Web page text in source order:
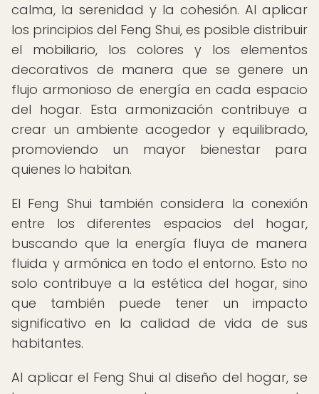
calma, la serenidad y la cohesión. Al aplicar
los principios del Feng Shui, es posible distribuir
el mobiliario, los colores y los elementos
decorativos de manera que se genere un
flujo armonioso de energía en cada espacio
del hogar. Esta armonización contribuye a
crear un ambiente acogedor y equilibrado,
promoviendo un mayor bienestar para
quienes lo habitan.
El Feng Shui también considera la conexión
entre los diferentes espacios del hogar,
buscando que la energía fluya de manera
fluida y armónica en todo el entorno. Esto no
solo contribuye a la estética del hogar, sino
que también puede tener un impacto
significativo en la calidad de vida de sus
habitantes.
Al aplicar el Feng Shui al diseño del hogar, se